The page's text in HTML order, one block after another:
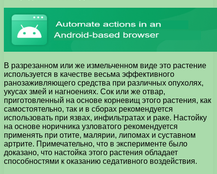
В разрезанном или же измельченном виде это растение
используется в качестве весьма эффективного
ранозаживляющего средства при различных опухолях,
укусах змей и нагноениях. Сок или же отвар,
приготовленный на основе корневищ этого растения, как
самостоятельно, так и в сборах рекомендуется
использовать при язвах, инфильтратах и раке. Настойку
на основе норичника узловатого рекомендуется
применять при отите, малярии, липомах и суставном
артрите. Примечательно, что в эксперименте было
доказано, что настойка этого растения обладает
способностями к оказанию седативного воздействия.